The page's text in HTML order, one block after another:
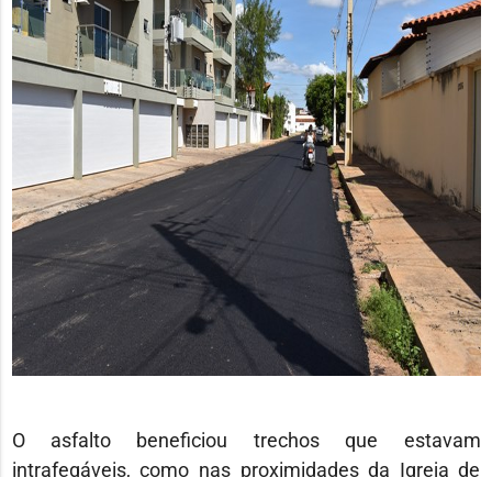
O asfalto beneficiou trechos que estavam
intrafegáveis, como nas proximidades da Igreja de